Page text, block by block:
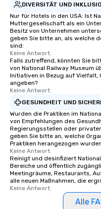
DIVERSITÄT UND
Nur für Hotels in den USA: Ist
Muttergesellschaft als ein
Besitz von Unternehmen
geben Sie bitte an, als welche
sind:
Keine Antwort.
Falls zutreffend, könnten Sie
von National Railway Museum
Initiativen in Bezug auf
angeben?
Keine Antwort.
GESUNDHEIT UND
Wurden die Praktiken im
von Empfehlungen des
Regierungsstellen oder
geben Sie bitte an, welche
Praktiken herangezogen
Keine Antwort.
Reinigt und desinfiziert
Bereiche und öffentlich
Meetingräume, Restaurants,
alle neuen Maßnahmen, die
Keine Antwort.
Alle